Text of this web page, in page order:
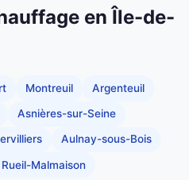
en Île-de-
Montreuil Argenteuil
Asnières-sur-Seine
Aulnay-sous-Bois
Rueil-Malmaison